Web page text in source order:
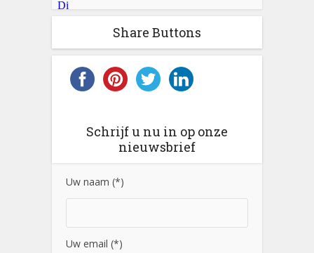
Share Buttons
Schrijf u nu in op onze
nieuwsbrief
Uw naam (*)
Uw email (*)